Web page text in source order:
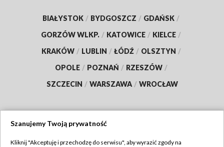
BIAŁYSTOK / BYDGOSZCZ / GDAŃSK /
GORZÓW WLKP. / KATOWICE / KIELCE /
KRAKÓW / LUBLIN / ŁÓDŹ / OLSZTYN /
OPOLE / POZNAŃ / RZESZÓW /
SZCZECIN / WARSZAWA / WROCŁAW
Szanujemy Twoją prywatność
Kliknij "Akceptuję i przechodzę do serwisu", aby wyrazić zgody na